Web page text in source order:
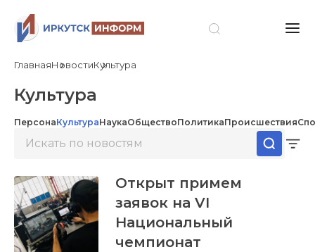
ГлавнаяНовостиКультура
Культура
ПерсонаКультураНаукаОбществоПолитикаПроисшествия
Открыт примем
заявок на VI
Национальный
чемпионат